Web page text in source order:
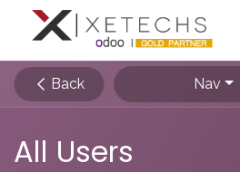
Back Nav
All Users